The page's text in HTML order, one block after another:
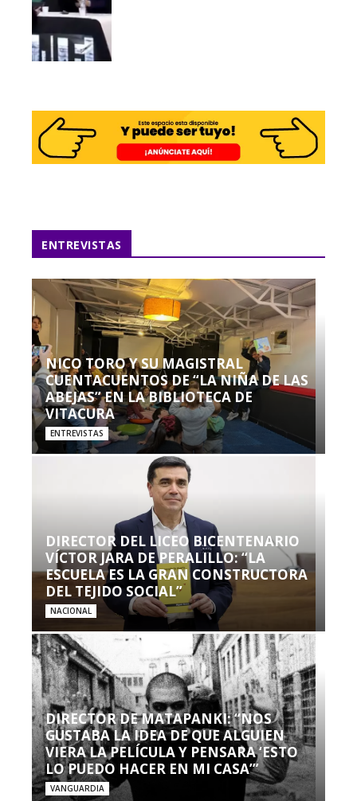
ENTREVISTAS
NICO TORO Y SU MAGISTRAL
CUENTACUENTOS DE “LA NIÑA DE LAS
ABEJAS” EN LA BIBLIOTECA DE
VITACURA
ENTREVISTAS
DIRECTOR DEL LICEO BICENTENARIO
VÍCTOR JARA DE PERALILLO: “LA
ESCUELA ES LA GRAN CONSTRUCTORA
DEL TEJIDO SOCIAL”
NACIONAL
DIRECTOR DE MATAPANKI: “NOS
GUSTABA LA IDEA DE QUE ALGUIEN
VIERA LA PELÍCULA Y PENSARA ‘ESTO
LO PUEDO HACER EN MI CASA’”
VANGUARDIA